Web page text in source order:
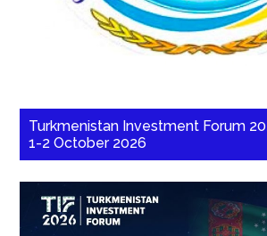
Turkmenistan Investment Forum
1-2 October 2026